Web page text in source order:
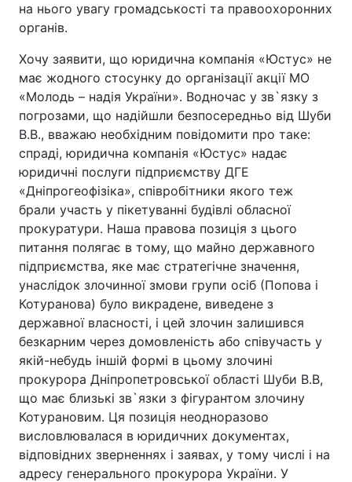
на нього увагу громадськості та правоохоронних
органів.
Хочу заявити, що юридична компанія «Юстус» не
має жодного стосунку до організації акції МО
«Молодь – надія України». Водночас у зв`язку з
погрозами, що надійшли безпосередньо від Шуби
В.В., вважаю необхідним повідомити про таке:
спраді, юридична компанія «Юстус» надає
юридичні послуги підприємству ДГЕ
«Дніпрогеофізіка», співробітники якого теж
брали участь у пікетуванні будівлі обласної
прокуратури. Наша правова позиція з цього
питання полягає в тому, що майно державного
підприємства, яке має стратегічне значення,
унаслідок злочинної змови групи осіб (Попова і
Котуранова) було викрадене, виведене з
державної власності, і цей злочин залишився
безкарним через домовленість або співучасть у
якій-небудь іншій формі в цьому злочині
прокурора Дніпропетровської області Шуби В.В,
що має близькі зв`язки з фігурантом злочину
Котурановим. Ця позиція неодноразово
висловлювалася в юридичних документах,
відповідних зверненнях і заявах, у тому числі і на
адресу генерального прокурора України. У